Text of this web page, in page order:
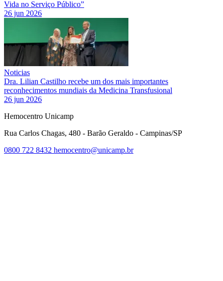
Vida no Serviço Público”
26 jun 2026
Noticias
Dra. Lilian Castilho recebe um dos mais importantes
reconhecimentos mundiais da Medicina Transfusional
26 jun 2026
Hemocentro Unicamp
Rua Carlos Chagas, 480 - Barão Geraldo - Campinas/SP
0800 722 8432 hemocentro@unicamp.br